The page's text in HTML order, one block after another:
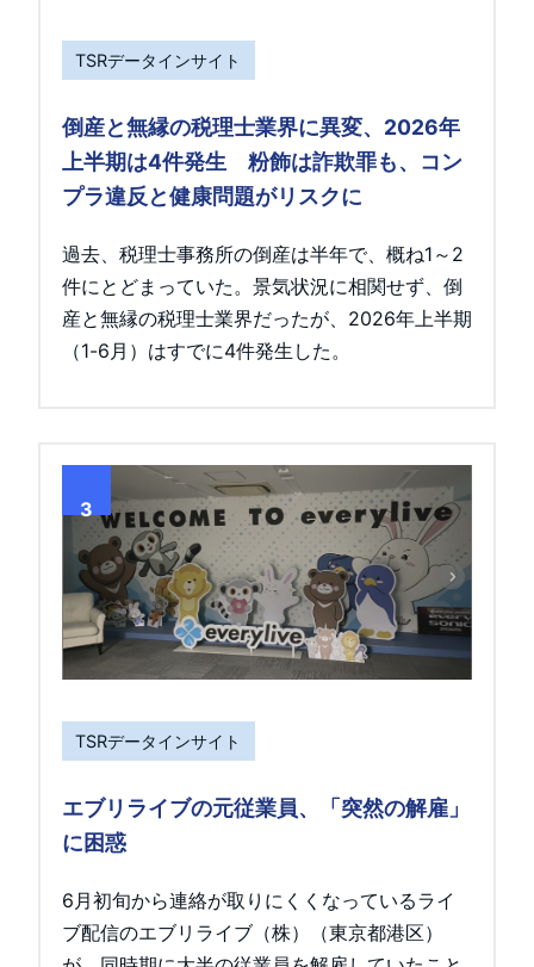
TSRデータインサイト
倒産と無縁の税理士業界に異変、2026年
上半期は4件発生 粉飾は詐欺罪も、コン
プラ違反と健康問題がリスクに
過去、税理士事務所の倒産は半年で、概ね1～2
件にとどまっていた。景気状況に相関せず、倒
産と無縁の税理士業界だったが、2026年上半期
（1-6月）はすでに4件発生した。
3
TSRデータインサイト
エブリライブの元従業員、「突然の解雇」
に困惑
6月初旬から連絡が取りにくくなっているライ
ブ配信のエブリライブ（株）（東京都港区）